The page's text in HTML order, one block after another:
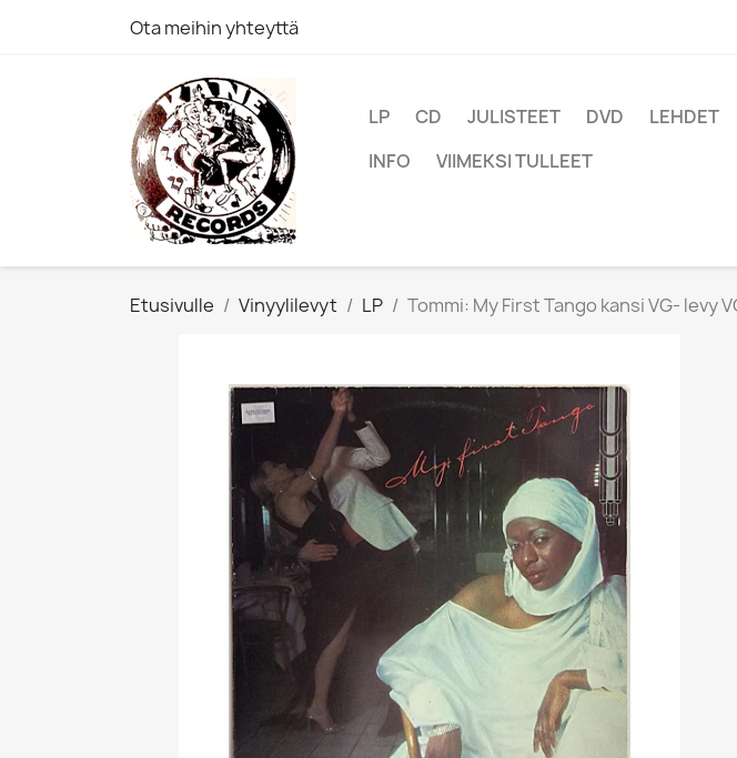
Ota meihin yhteyttä
LP CD JULISTEET DVD LEHDET
INFO
VIIMEKSI TULLEET
Etusivulle Vinyylilevyt LP Tommi: My First Tango kansi VG- levy